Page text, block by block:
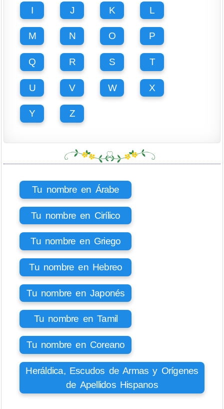
I J K L
M N O P
Q R S T
U V W X
Y Z
Tu nombre en Árabe
Tu nombre en Cirílico
Tu nombre en Griego
Tu nombre en Hebreo
Tu nombre en Japonés
Tu nombre en Tamil
Tu nombre en Coreano
Heráldica, Escudos de Armas y Orígenes
de Apellidos Hispanos